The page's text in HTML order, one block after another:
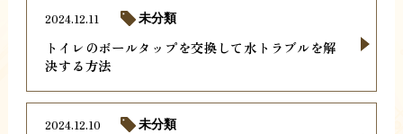
トイレのボールタップを交換して水トラブルを解
決する方法
2024.12.11 未分類
2024.12.10 未分類